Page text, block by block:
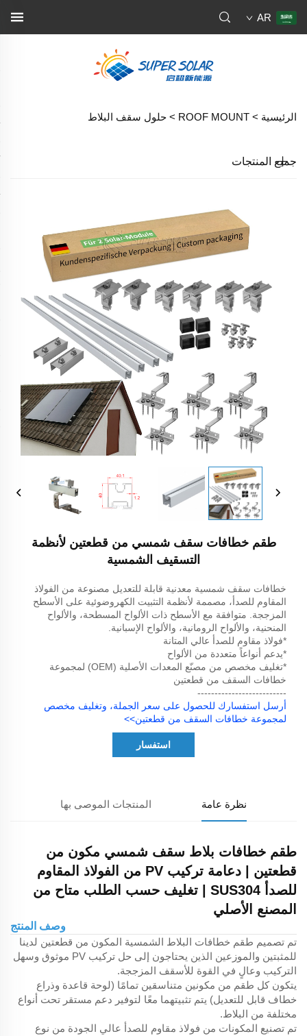
AR
الرئيسية > ROOF MOUNT
> حلول سقف البلاط
جميع المنتجات
طقم خطافات سقف شمسي من قطعتين لأنظمة
التسقيف الشمسية
خطافات سقف شمسية معدنية قابلة للتعديل مصنوعة من الفولاذ
المقاوم للصدأ، مصممة لأنظمة التثبيت الكهروضوئية على الأسطح
المزججة. متوافقة مع الأسطح ذات الألواح المسطحة، والألواح
المنحنية، والألواح الرومانية، والألواح الإسبانية.
*فولاذ مقاوم للصدأ عالي المتانة
*يدعم أنواعاً متعددة من الألواح
*تغليف مخصص من مصنّع المعدات الأصلية (OEM) لمجموعة
خطافات السقف من قطعتين
--------------------------
أرسل استفسارك للحصول على سعر الجملة، وتغليف مخصص
لمجموعة خطافات السقف من قطعتين>>
استفسار
نظرة عامة المنتجات الموصى بها
طقم خطافات بلاط سقف شمسي مكون من
قطعتين | دعامة تركيب PV من الفولاذ المقاوم
للصدأ SUS304 | تغليف حسب الطلب متاح من
المصنع الأصلي
وصف المنتج
تم تصميم طقم خطافات البلاط الشمسية المكون من قطعتين لدينا
للمثبتين والموزعين الذين يحتاجون إلى حل تركيب PV موثوق وسهل
التركيب وعالٍ في القوة للأسقف المزججة.
يتكون كل طقم من مكونين متناسقين تمامًا (لوحة قاعدة وذراع
خطاف قابل للتعديل) يتم تثبيتهما معًا لتوفير دعم مستقر تحت أنواع
مختلفة من البلاط.
تم تصنيع المكونات من فولاذ مقاوم للصدأ عالي الجودة من نوع